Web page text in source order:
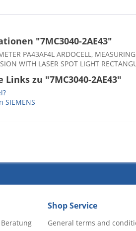
"7MC3040-2AE43"
PA43AF4L ARDOCELL,
WITH LASER SPOT LIGHT
zu "7MC3040-2AE43"
SIEMENS
Shop Service
General terms and